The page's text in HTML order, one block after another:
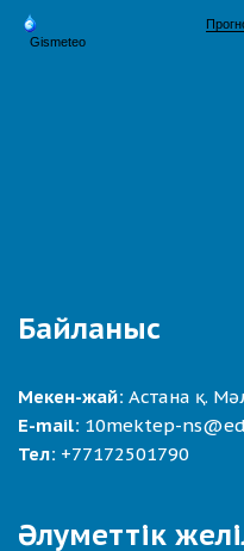
Байланыс
Мекен-жай: Астана қ.
E-mail: 10mektep-
Тел: +77172501790
Әлуметтік